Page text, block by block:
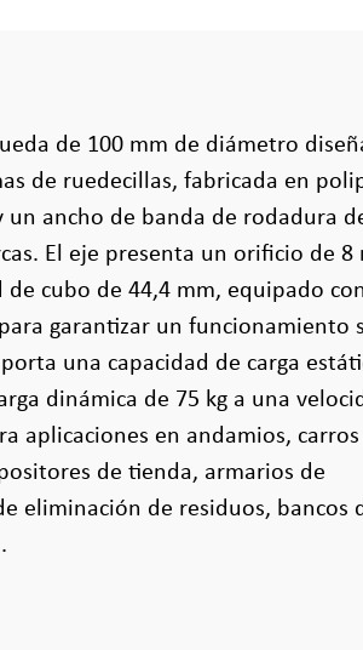
de 100 mm de diámetro
de ruedecillas, fabricada en
ancho de banda de rodadura
El eje presenta un orificio de 8
cubo de 44,4 mm, equipado con
garantizar un funcionamiento
una capacidad de carga
dinámica de 75 kg a una
aplicaciones en andamios, carros
de tienda, armarios de
eliminación de residuos, bancos